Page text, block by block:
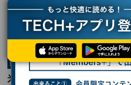
TECH+ 企業IT
マーケティング
米国でトレンド入り、"大量離職"の次は「黙っ
第933回 シリコンバレー101
米国でトレンド入り、"大